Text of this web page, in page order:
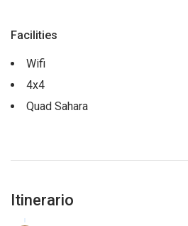
Facilities
Wifi
4x4
Quad Sahara
Itinerario